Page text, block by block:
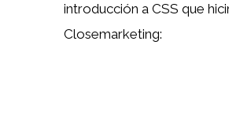
introducción a CSS que
Closemarketing: